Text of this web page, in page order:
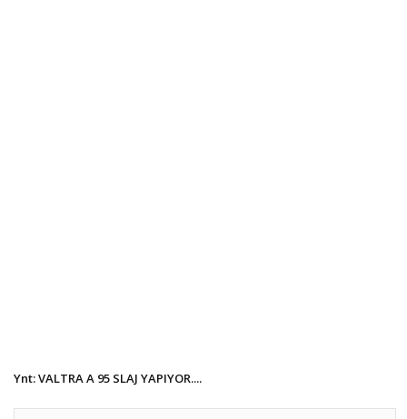
Ynt: VALTRA A 95 SLAJ YAPIYOR....